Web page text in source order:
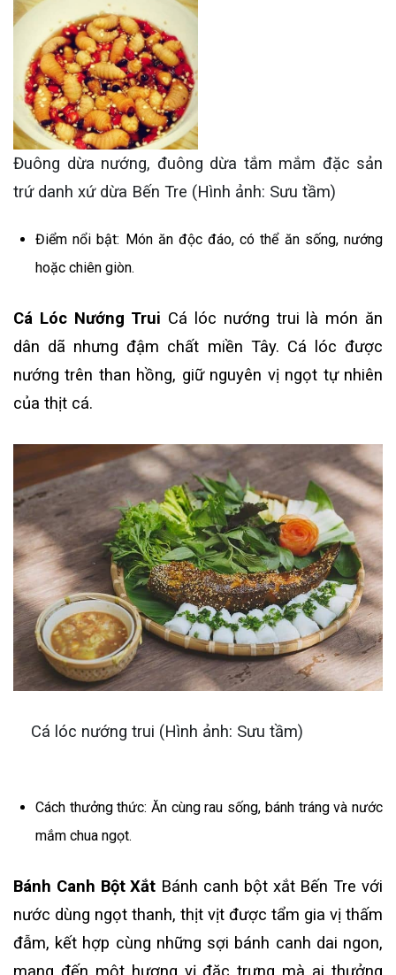
Đuông dừa nướng, đuông dừa tắm mắm đặc sản
trứ danh xứ dừa Bến Tre (Hình ảnh: Sưu tầm)
Điểm nổi bật: Món ăn độc đáo, có thể ăn sống, nướng
hoặc chiên giòn.
Cá Lóc Nướng Trui Cá lóc nướng trui là món ăn
dân dã nhưng đậm chất miền Tây. Cá lóc được
nướng trên than hồng, giữ nguyên vị ngọt tự nhiên
của thịt cá.
Cá lóc nướng trui (Hình ảnh: Sưu tầm)
Cách thưởng thức: Ăn cùng rau sống, bánh tráng và nước
mắm chua ngọt.
Bánh Canh Bột Xắt Bánh canh bột xắt Bến Tre với
nước dùng ngọt thanh, thịt vịt được tẩm gia vị thấm
đẫm, kết hợp cùng những sợi bánh canh dai ngon,